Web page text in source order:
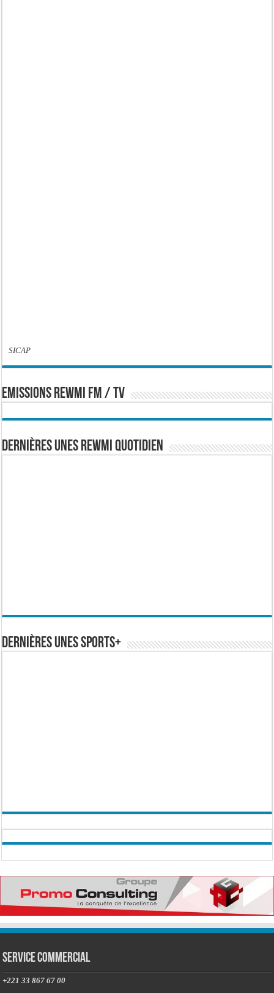
SICAP
EMISSIONS REWMI FM / TV
Dernières Unes Rewmi Quotidien
Dernières Unes Sports+
Service commercial
+221 33 867 67 00